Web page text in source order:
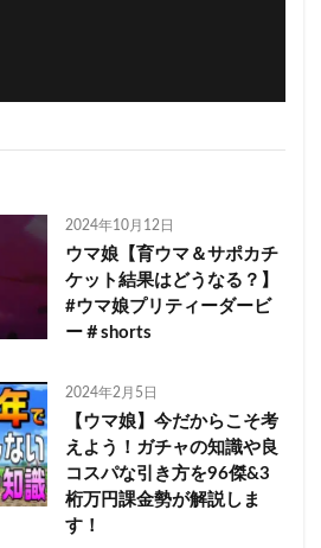
2024年10月12日
ウマ娘【育ウマ＆サポカチ
ケット結果はどうなる？】
#ウマ娘プリティーダービ
ー＃shorts
2024年2月5日
【ウマ娘】今だからこそ考
えよう！ガチャの知識や良
コスパな引き方を96傑&3
桁万円課金勢が解説しま
す！